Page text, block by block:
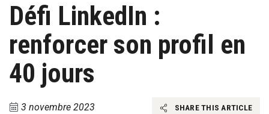
Défi LinkedIn :
renforcer son profil en
40 jours
3 novembre 2023 SHARE THIS ARTICLE